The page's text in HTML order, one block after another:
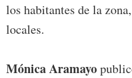
los habitantes de la
locales.
Mónica Aramayo